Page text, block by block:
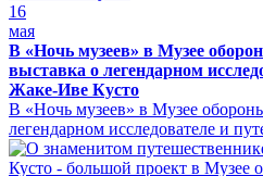
16
мая
В «Ночь музеев» в Музее
выставка о легендарном
Жаке-Иве Кусто
В «Ночь музеев» в Музее
легендарном исследователе и